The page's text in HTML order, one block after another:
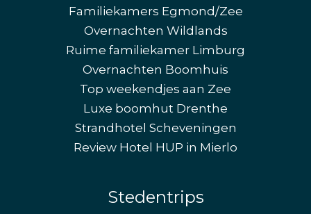
Familiekamers Egmond/Zee
Overnachten Wildlands
Ruime familiekamer Limburg
Overnachten Boomhuis
Top weekendjes aan Zee
Luxe boomhut Drenthe
Strandhotel Scheveningen
Review Hotel HUP in Mierlo
Stedentrips